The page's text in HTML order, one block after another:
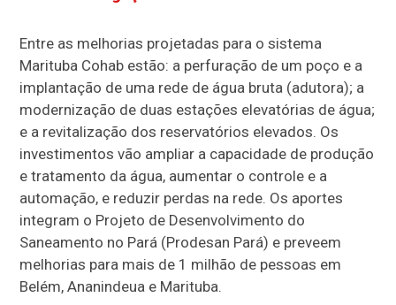
Entre as melhorias projetadas para o sistema
Marituba Cohab estão: a perfuração de um poço e a
implantação de uma rede de água bruta (adutora); a
modernização de duas estações elevatórias de água;
e a revitalização dos reservatórios elevados. Os
investimentos vão ampliar a capacidade de produção
e tratamento da água, aumentar o controle e a
automação, e reduzir perdas na rede. Os aportes
integram o Projeto de Desenvolvimento do
Saneamento no Pará (Prodesan Pará) e preveem
melhorias para mais de 1 milhão de pessoas em
Belém, Ananindeua e Marituba.